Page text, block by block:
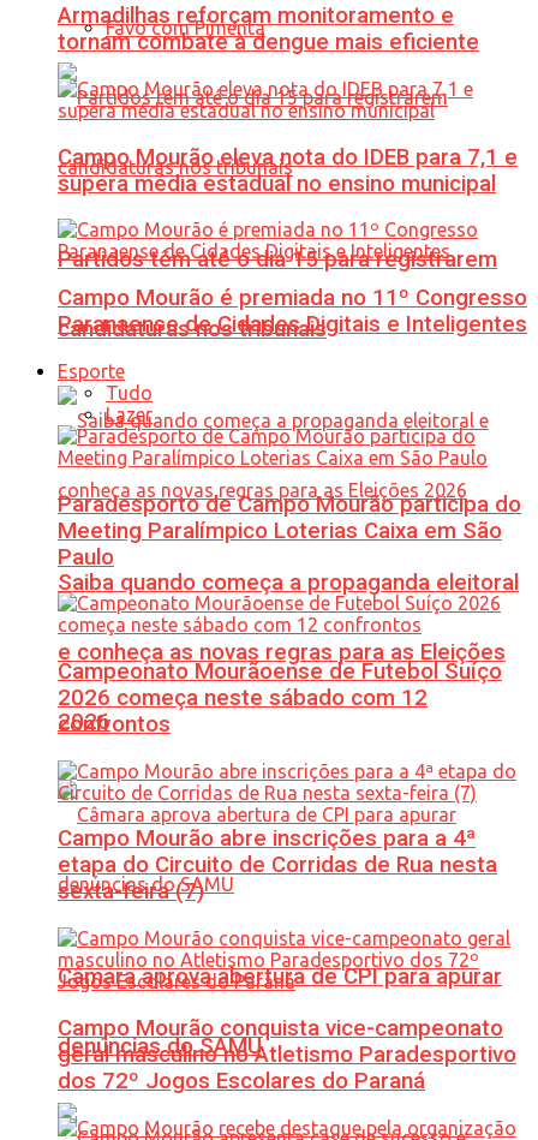
Favo com Pimenta
Partidos têm até o dia 15 para registrarem
candidaturas nos tribunais
Saiba quando começa a propaganda eleitoral
e conheça as novas regras para as Eleições
2026
Câmara aprova abertura de CPI para apurar
denúncias do SAMU
Armadilhas reforçam monitoramento e
tornam combate à dengue mais eficiente
Campo Mourão eleva nota do IDEB para 7,1 e
supera média estadual no ensino municipal
Campo Mourão é premiada no 11º Congresso
Paranaense de Cidades Digitais e Inteligentes
Esporte
Tudo
Lazer
Paradesporto de Campo Mourão participa do
Meeting Paralímpico Loterias Caixa em São
Paulo
Campeonato Mourãoense de Futebol Suíço
2026 começa neste sábado com 12
confrontos
Campo Mourão abre inscrições para a 4ª
etapa do Circuito de Corridas de Rua nesta
sexta-feira (7)
Campo Mourão conquista vice-campeonato
geral masculino no Atletismo Paradesportivo
dos 72º Jogos Escolares do Paraná